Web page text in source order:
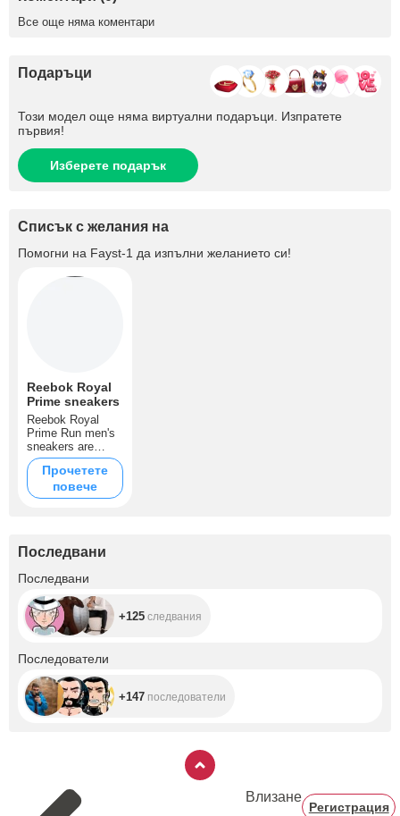
Все още няма коментари
Подаръци
Този модел още няма виртуални подаръци. Изпратете
първия!
Изберете подарък
Списък с желания на
Помогни на Fayst-1 да изпълни желанието си!
Reebok Royal
Prime sneakers
Reebok Royal
Prime Run men's
sneakers are
designed for those
who value comfort
and style.
Прочетете
повече
Последвани
Последвани
+125 следвания
Последователи
+147 последователи
Влизане
Регистрация